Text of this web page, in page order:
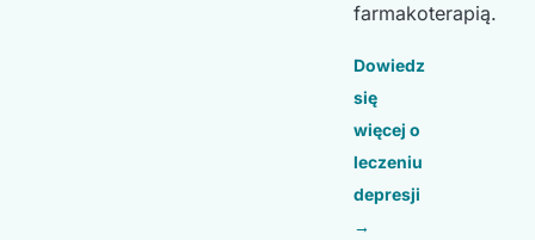
farmakoterapią.
Dowiedz
się
więcej o
leczeniu
depresji
→